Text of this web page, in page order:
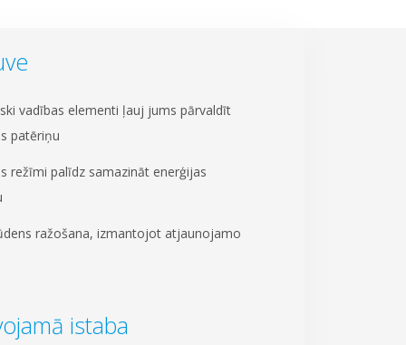
vadības elementi ļauj jums pārvaldīt
patēriņu
režīmi palīdz samazināt enerģijas
ražošana, izmantojot atjaunojamo
istaba